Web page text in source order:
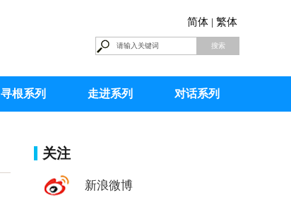
简体 | 繁体
寻根系列 走进系列 对话系列
关注
新浪微博